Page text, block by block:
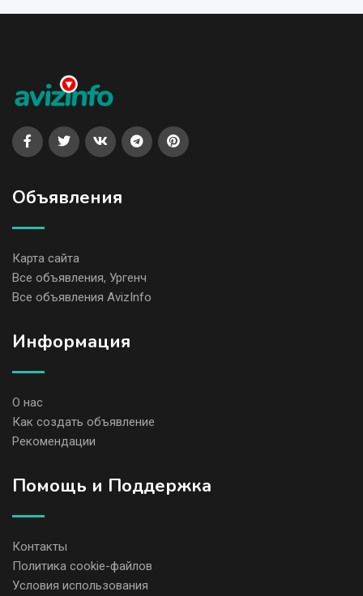
Объявления
Карта сайта
Все объявления, Ургенч
Все объявления AvizInfo
Информация
О нас
Как создать объявление
Рекомендации
Помощь и Поддержка
Контакты
Политика cookie-файлов
Условия использования